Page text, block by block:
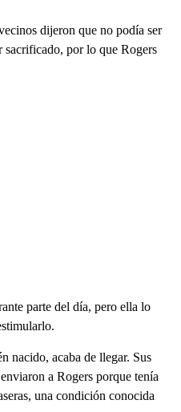
dijeron que no podía ser
sacrificado, por lo que Rogers
parte del día, pero ella lo
nacido, acaba de llegar. Sus
a Rogers porque tenía
una condición conocida